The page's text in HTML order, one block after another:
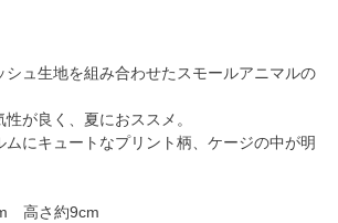
シュ生地を組み合わせたスモールアニマルの
性が良く、夏におススメ。
ムにキュートなプリント柄、ケージの中が明
高さ約9cm